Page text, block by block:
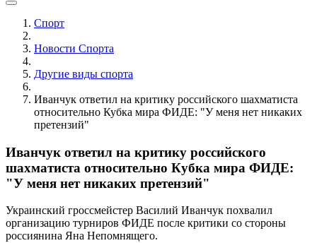
Спорт
Новости Cпорта
Другие виды спорта
Иванчук ответил на критику российского шахматиста
относительно Кубка мира ФИДЕ: "У меня нет никаких
претензий"
Иванчук ответил на критику российского
шахматиста относительно Кубка мира ФИДЕ:
"У меня нет никаких претензий"
Украинский гроссмейстер Василий Иванчук похвалил
организацию турниров ФИДЕ после критики со стороны
россиянина Яна Непомнящего.